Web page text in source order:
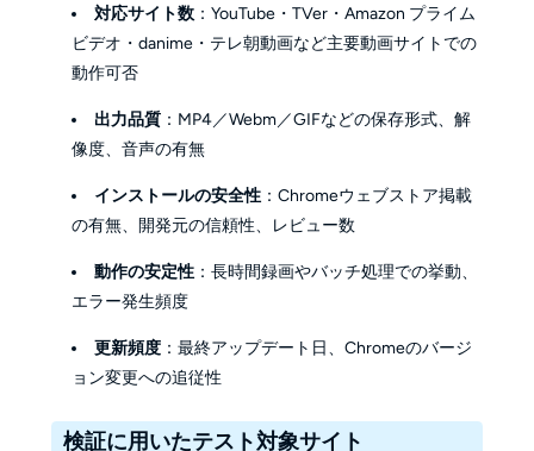
対応サイト数 ：YouTube・TVer・Amazon プライム
ビデオ・danime・テレ朝動画など主要動画サイトでの
動作可否
出力品質 ：MP4／Webm／GIFなどの保存形式、解
像度、音声の有無
インストールの安全性 ：Chromeウェブストア掲載
の有無、開発元の信頼性、レビュー数
動作の安定性 ：長時間録画やバッチ処理での挙動、
エラー発生頻度
更新頻度 ：最終アップデート日、Chromeのバージ
ョン変更への追従性
検証に用いたテスト対象サイト